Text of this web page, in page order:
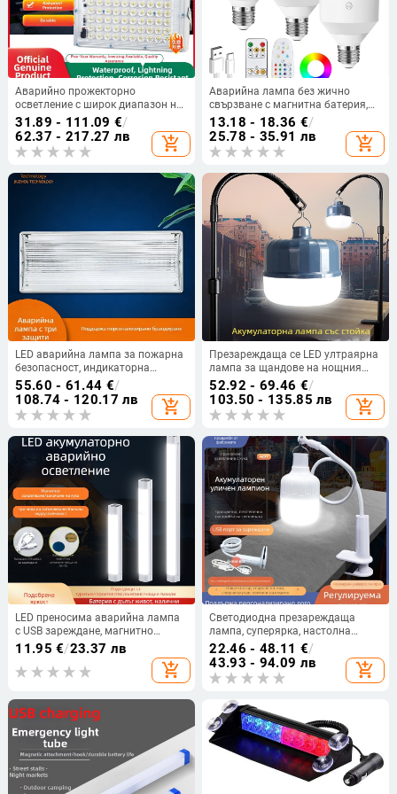
Аварийно прожекторно
осветление с широк диапазон на
входно напрежение 12–85 V, IP66,
алуминиев корпус, PF 0.6, за
външна употреба
31.89 - 111.09 €/
62.37 - 217.27 лв
add_shopping_cart
Аварийна лампа без жично
свързване с магнитна батерия,
дистанционно управление и
презареждаща се LED лампа
13.18 - 18.36 €/
25.78 - 35.91 лв
add_shopping_cart
LED аварийна лампа за пожарна
безопасност, индикаторна
светлина, презареждаща се, IP65,
три защитни режима
55.60 - 61.44 €/
108.74 - 120.17 лв
add_shopping_cart
Презареждаща се LED ултраярна
лампа за щандове на нощния
пазар — клип лампа с
телескопична стойка за
аварийно осветление
52.92 - 69.46 €/
103.50 - 135.85 лв
add_shopping_cart
LED преносима аварийна лампа
с USB зареждане, магнитно
закрепване за щандове на нощни
11.95 €/23.37 лв
add_shopping_cart
Светодиодна презареждаща
лампа, суперярка, настолна
лампа с щипка за закрепване,
преносимо външно осветление
22.46 - 48.11 €/
43.93 - 94.09 лв
add_shopping_cart